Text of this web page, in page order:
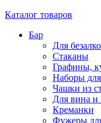
Каталог товаров
Бар
Для
Стаканы
Графины,
Наборы
Чашки из
Для вина и
Креманки
Фужеры